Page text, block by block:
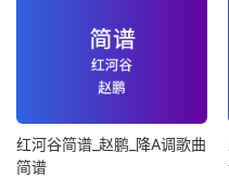
红河谷简谱_赵鹏_降A调歌曲
简谱